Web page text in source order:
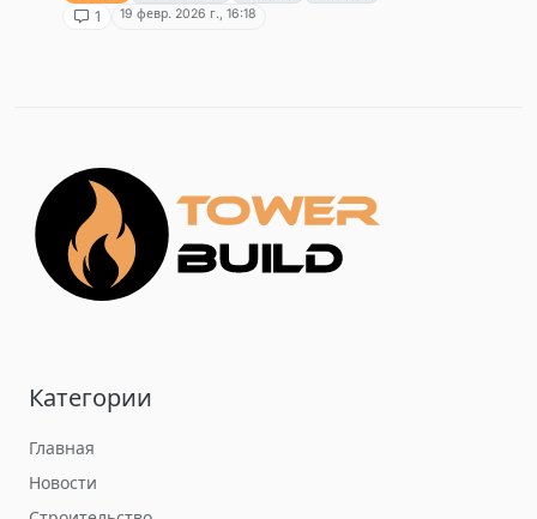
1 19 февр. 2026 г., 16:18
Категории
Главная
Новости